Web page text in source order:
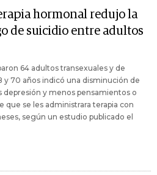
hormonal redujo la
de suicidio entre adultos
64 adultos transexuales y de
y 70 años indicó una disminución de
depresión y menos pensamientos o
que se les administrara terapia con
según un estudio publicado el